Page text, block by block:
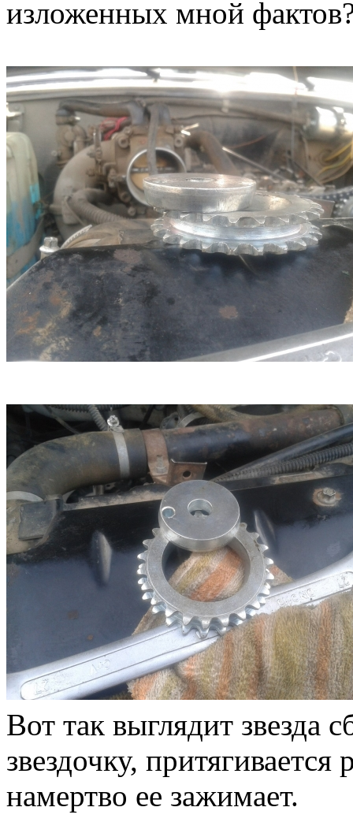
изложенных мной
Вот так выглядит звезда
звездочку,
намертво ее зажимает.